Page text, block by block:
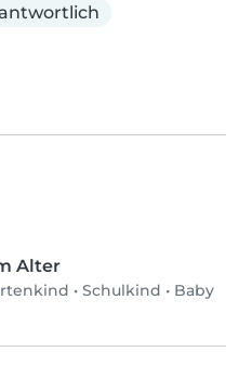
Alter
• Schulkind • Baby